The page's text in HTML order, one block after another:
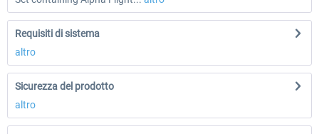
Requisiti di sistema
altro
Sicurezza del prodotto
altro